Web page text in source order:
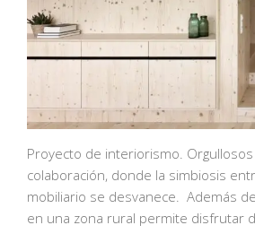
Proyecto de interiorismo.
colaboración, donde la simbiosis
mobiliario se desvanece. Además
en una zona rural permite disfrutar